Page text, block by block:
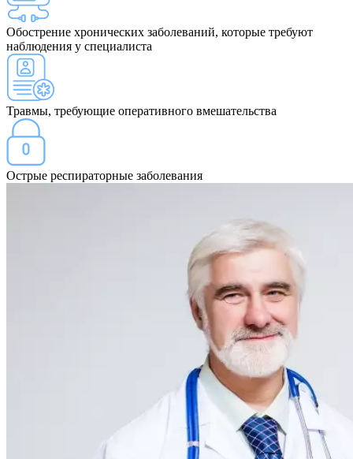
Обострение хронических заболеваний, которые требуют
наблюдения у специалиста
Травмы, требующие оперативного вмешательства
Острые респираторные заболевания